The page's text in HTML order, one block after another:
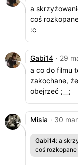
a
coś
:c
Gabi14 · 29
a co do filmu
zakochane,
obejrzeć ;__;
Misia · 30
Gabi14: a
coś rozkopane